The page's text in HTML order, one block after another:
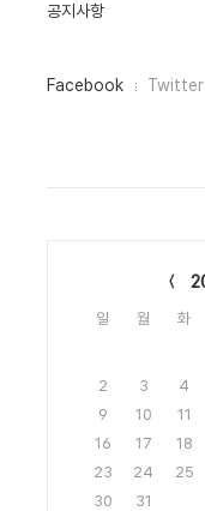
인
공지사항
페
Facebook Twitter
일 월 화
2
3 4
9
10 11
16
17 18
23
24 25
30
31